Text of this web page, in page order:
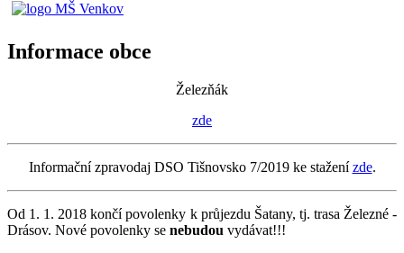
Informace obce
Železňák
zde
Informační zpravodaj DSO Tišnovsko 7/2019 ke staženízde.
Od 1. 1. 2018 končí povolenky k průjezdu Šatany, tj. trasa Železné -
Drásov. Nové povolenky se nebudou vydávat!!!